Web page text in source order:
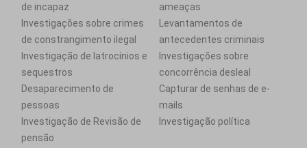
de incapaz
ameaças
Investigações sobre crimes
de constrangimento ilegal
Levantamentos de
antecedentes criminais
Investigação de latrocínios e
sequestros
Investigações sobre
concorrência desleal
Desaparecimento de
pessoas
Capturar de senhas de e-
mails
Investigação de Revisão de
pensão
Investigação política